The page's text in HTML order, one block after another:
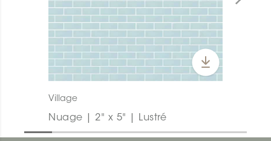
Village
Nuage | 2" x 5" | Lustré